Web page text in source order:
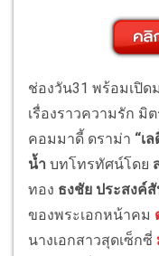
ช่องวัน31 พร้อมเปิด
เรื่องราวความรัก มิ
คอมมาดี้ ดราม่า “เ
น้ำ บทโทรทัศน์โดย
ทอง ธงชัย ประสงค์
ของพระเอกหน้าคม
นางเอกสาวสุดเซ็กซี่